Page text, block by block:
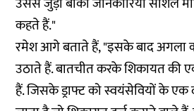
कहते हैं."
रमेश आगे बताते हैं, "इसके बाद अगला
उठाते हैं. बातचीत करके शिकायत की
हैं. जिसके ड्राफ्ट को स्वयंसेवियों के एक